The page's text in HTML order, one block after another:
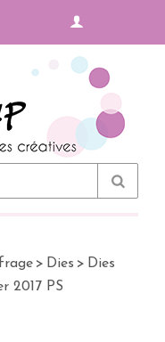
> Dies > Dies
2017 PS